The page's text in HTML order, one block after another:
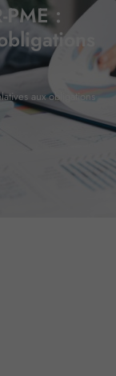
PME :
aux obligations